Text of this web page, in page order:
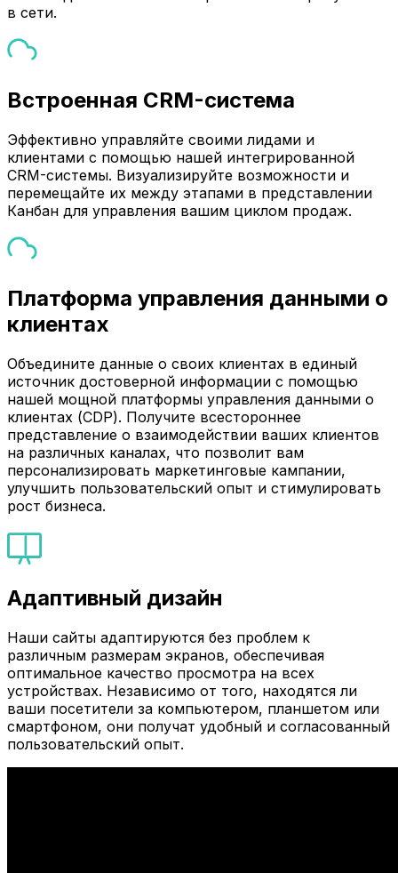
в сети.
Встроенная CRM-система
Эффективно управляйте своими лидами и
клиентами с помощью нашей интегрированной
CRM-системы. Визуализируйте возможности и
перемещайте их между этапами в представлении
Канбан для управления вашим циклом продаж.
Платформа управления данными о
клиентах
Объедините данные о своих клиентах в единый
источник достоверной информации с помощью
нашей мощной платформы управления данными о
клиентах (CDP). Получите всестороннее
представление о взаимодействии ваших клиентов
на различных каналах, что позволит вам
персонализировать маркетинговые кампании,
улучшить пользовательский опыт и стимулировать
рост бизнеса.
Адаптивный дизайн
Наши сайты адаптируются без проблем к
различным размерам экранов, обеспечивая
оптимальное качество просмотра на всех
устройствах. Независимо от того, находятся ли
ваши посетители за компьютером, планшетом или
смартфоном, они получат удобный и согласованный
пользовательский опыт.